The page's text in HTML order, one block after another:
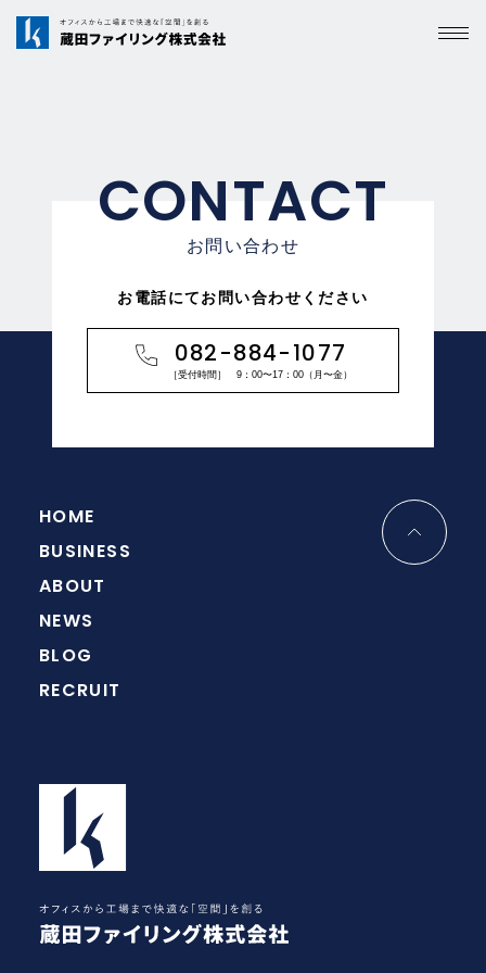
CONTACT
お問 い合わせ
お電話にてお問い合わせください
082-884-1077
［受付時間］ 9：00〜17：00（月〜金）
HOME
BUSINESS
ABOUT
NEWS
BLOG
RECRUIT